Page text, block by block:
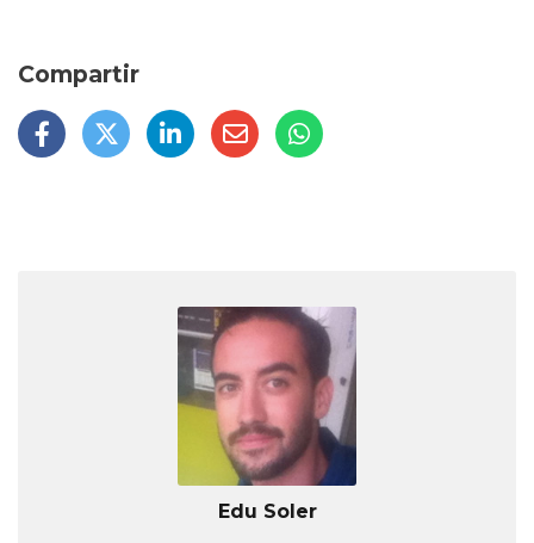
Edu Soler